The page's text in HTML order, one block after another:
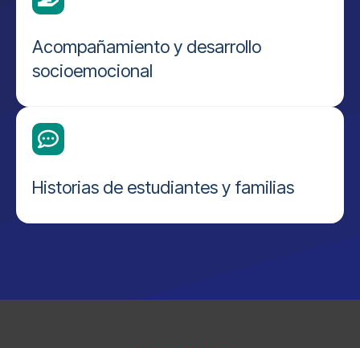
Acompañamiento y desarrollo
socioemocional
Historias de estudiantes y familias